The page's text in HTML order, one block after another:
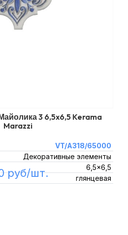
3 6,5x6,5 Kerama
Marazzi
VT/A318/65000
Декоративные элементы
6,5x6,5
глянцевая
руб/шт.